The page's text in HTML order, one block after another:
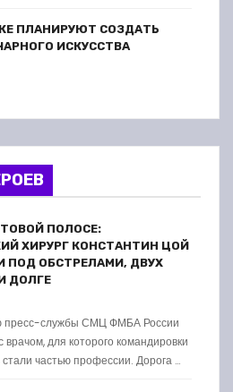
ПЛАНИРУЮТ СОЗДАТЬ
ИСКУССТВА
ПОЛОСЕ:
ХИРУРГ КОНСТАНТИН ЦОЙ
ПОД ОБСТРЕЛАМИ, ДВУХ
ДОЛГЕ
пресс-службы СМЦ ФМБА России
для которого командировки
частью профессии. Дорога …